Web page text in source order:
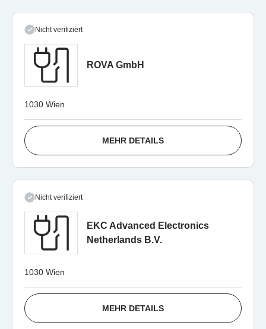
Nicht verifiziert
ROVA GmbH
1030 Wien
MEHR DETAILS
Nicht verifiziert
EKC Advanced Electronics
Netherlands B.V.
1030 Wien
MEHR DETAILS